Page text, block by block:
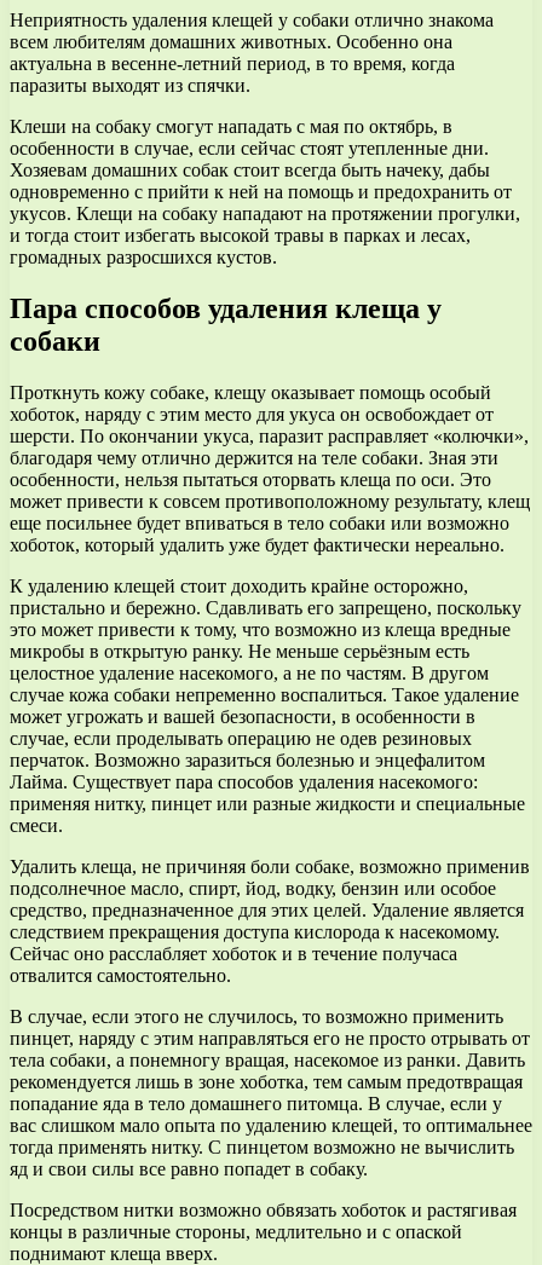
Неприятность удаления клещей у собаки отлично знакома
всем любителям домашних животных. Особенно она
актуальна в весенне-летний период, в то время, когда
паразиты выходят из спячки.
Клеши на собаку смогут нападать с мая по октябрь, в
особенности в случае, если сейчас стоят утепленные дни.
Хозяевам домашних собак стоит всегда быть начеку, дабы
одновременно с прийти к ней на помощь и предохранить от
укусов. Клещи на собаку нападают на протяжении прогулки,
и тогда стоит избегать высокой травы в парках и лесах,
громадных разросшихся кустов.
Пара способов удаления клеща у
собаки
Проткнуть кожу собаке, клещу оказывает помощь особый
хоботок, наряду с этим место для укуса он освобождает от
шерсти. По окончании укуса, паразит расправляет «колючки»,
благодаря чему отлично держится на теле собаки. Зная эти
особенности, нельзя пытаться оторвать клеща по оси. Это
может привести к совсем противоположному результату, клещ
еще посильнее будет впиваться в тело собаки или возможно
хоботок, который удалить уже будет фактически нереально.
К удалению клещей стоит доходить крайне осторожно,
пристально и бережно. Сдавливать его запрещено, поскольку
это может привести к тому, что возможно из клеща вредные
микробы в открытую ранку. Не меньше серьёзным есть
целостное удаление насекомого, а не по частям. В другом
случае кожа собаки непременно воспалиться. Такое удаление
может угрожать и вашей безопасности, в особенности в
случае, если проделывать операцию не одев резиновых
перчаток. Возможно заразиться болезнью и энцефалитом
Лайма. Существует пара способов удаления насекомого:
применяя нитку, пинцет или разные жидкости и специальные
смеси.
Удалить клеща, не причиняя боли собаке, возможно применив
подсолнечное масло, спирт, йод, водку, бензин или особое
средство, предназначенное для этих целей. Удаление является
следствием прекращения доступа кислорода к насекомому.
Сейчас оно расслабляет хоботок и в течение получаса
отвалится самостоятельно.
В случае, если этого не случилось, то возможно применить
пинцет, наряду с этим направляться его не просто отрывать от
тела собаки, а понемногу вращая, насекомое из ранки. Давить
рекомендуется лишь в зоне хоботка, тем самым предотвращая
попадание яда в тело домашнего питомца. В случае, если у
вас слишком мало опыта по удалению клещей, то оптимальнее
тогда применять нитку. С пинцетом возможно не вычислить
яд и свои силы все равно попадет в собаку.
Посредством нитки возможно обвязать хоботок и растягивая
концы в различные стороны, медлительно и с опаской
поднимают клеща вверх.